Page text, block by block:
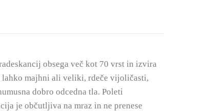
obsega več kot 70 vrst in izvira
lahko majhni ali veliki, rdeče vijoličasti,
dobro odcedna tla. Poleti
je občutljiva na mraz in ne prenese